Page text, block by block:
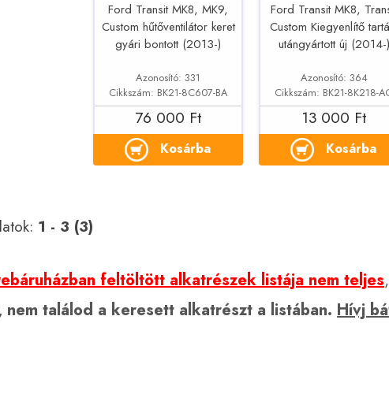
Ford Transit MK8, MK9,
Custom hűtőventilátor keret
gyári bontott (2013-)
Azonosító: 331
Cikkszám: BK21-8C607-BA
76 000 Ft
Kosárba
Ford Transit MK8,
Custom Kiegyenlítő
utángyártott új (2014-)
Azonosító: 364
Cikkszám: BK21-8K218-
13 000 Ft
Kosárba
1 - 3 (3)
feltöltött alkatrészek listája nem teljes
nem találod a keresett alkatrészt a listában. Hívj